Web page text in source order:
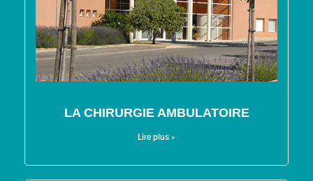
LA CHIRURGIE AMBULATOIRE
Lire plus »